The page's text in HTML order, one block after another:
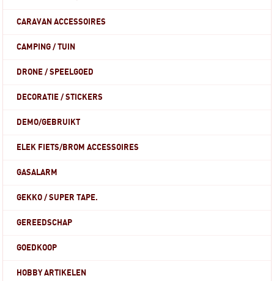
CARAVAN ACCESSOIRES
CAMPING / TUIN
DRONE / SPEELGOED
DECORATIE / STICKERS
DEMO/GEBRUIKT
ELEK FIETS/BROM ACCESSOIRES
GASALARM
GEKKO / SUPER TAPE.
GEREEDSCHAP
GOEDKOOP
HOBBY ARTIKELEN